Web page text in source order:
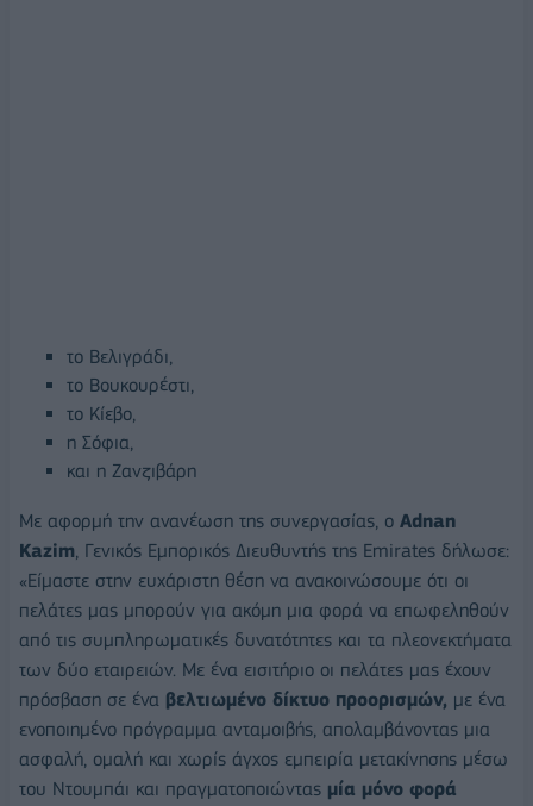
το Βελιγράδι,
το Βουκουρέστι,
το Κίεβο,
η Σόφια,
και η Ζανζιβάρη
Με αφορμή την ανανέωση της συνεργασίας, ο Adnan
Kazim, Γενικός Εμπορικός Διευθυντής της Emirates δήλωσε:
«Είμαστε στην ευχάριστη θέση να ανακοινώσουμε ότι οι
πελάτες μας μπορούν για ακόμη μια φορά να επωφεληθούν
από τις συμπληρωματικές δυνατότητες και τα πλεονεκτήματα
των δύο εταιρειών. Με ένα εισιτήριο οι πελάτες μας έχουν
πρόσβαση σε ένα βελτιωμένο δίκτυο προορισμών, με ένα
ενοποιημένο πρόγραμμα ανταμοιβής, απολαμβάνοντας μια
ασφαλή, ομαλή και χωρίς άγχος εμπειρία μετακίνησης μέσω
του Ντουμπάι και πραγματοποιώντας μία μόνο φορά